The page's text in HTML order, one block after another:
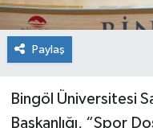
Paylaş
Bingöl Üniversitesi
Başkanlığı, “Spor
SOLHAN
YAYLADERE